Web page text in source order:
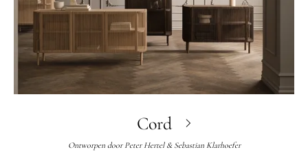
Cord
Ontworpen door Peter Hertel & Sebastian Klarhoefer